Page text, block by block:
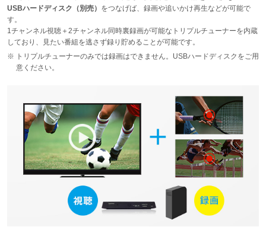
USBハードディスク（別売） をつなげば、録画や追いかけ再生などが可能で
す。
1チャンネル視聴＋2チャンネル同時裏録画が可能なトリプルチューナーを内蔵
しており、見たい番組を逃さず録り貯めることが可能です。
トリプルチューナーのみでは録画はできません。USBハードディスクをご用
意ください。